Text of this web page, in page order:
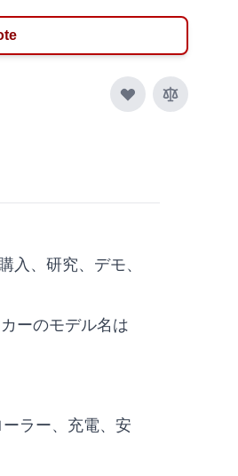
入、研究、デモ、
ーのモデル名は
ラー、充電、安